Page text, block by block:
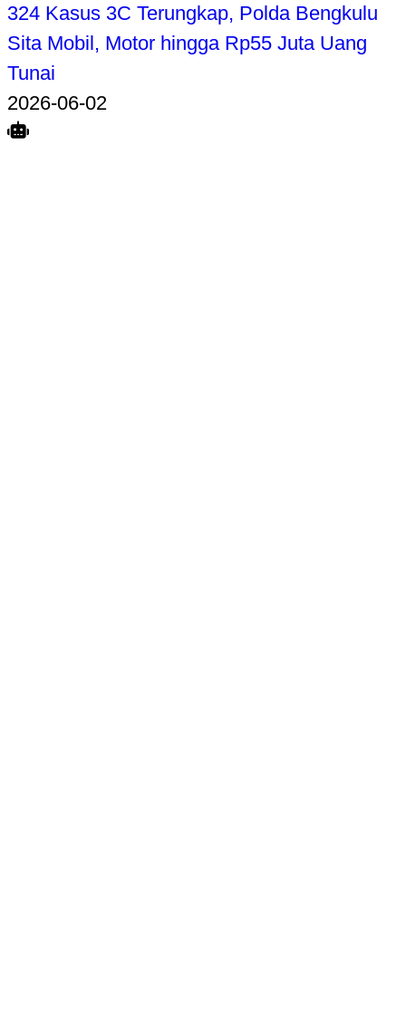
324 Kasus 3C Terungkap, Polda Bengkulu
Sita Mobil, Motor hingga Rp55 Juta Uang
Tunai
2026-06-02